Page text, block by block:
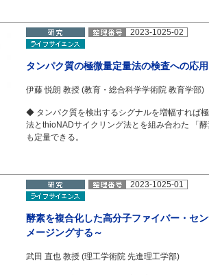
2023-1025-02
タンパク質の極微量定量法の検査への応用
伊藤 悦朗 教授 (教育・総合科学学術院 教育学部)
◆ タンパク質を検出するシグナルを増幅すれば
法とthioNADサイクリング法とを組み合わた 「
も定量できる。
2023-1025-01
酵素を複合化した高分子ファイバー・セ
メージングする～
武田 直也 教授 (理工学術院 先進理工学部)